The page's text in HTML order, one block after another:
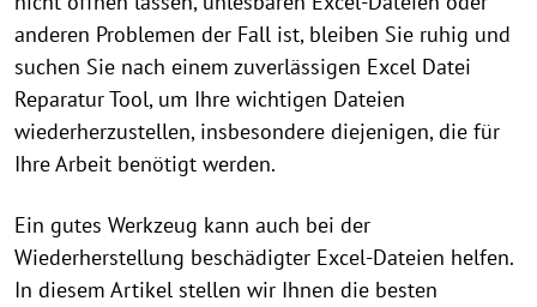
anderen Problemen der Fall ist, bleiben Sie ruhig und
suchen Sie nach einem zuverlässigen Excel Datei
Reparatur Tool, um Ihre wichtigen Dateien
wiederherzustellen, insbesondere diejenigen, die für
Ihre Arbeit benötigt werden.
Ein gutes Werkzeug kann auch bei der
Wiederherstellung beschädigter Excel-Dateien helfen.
In diesem Artikel stellen wir Ihnen die besten